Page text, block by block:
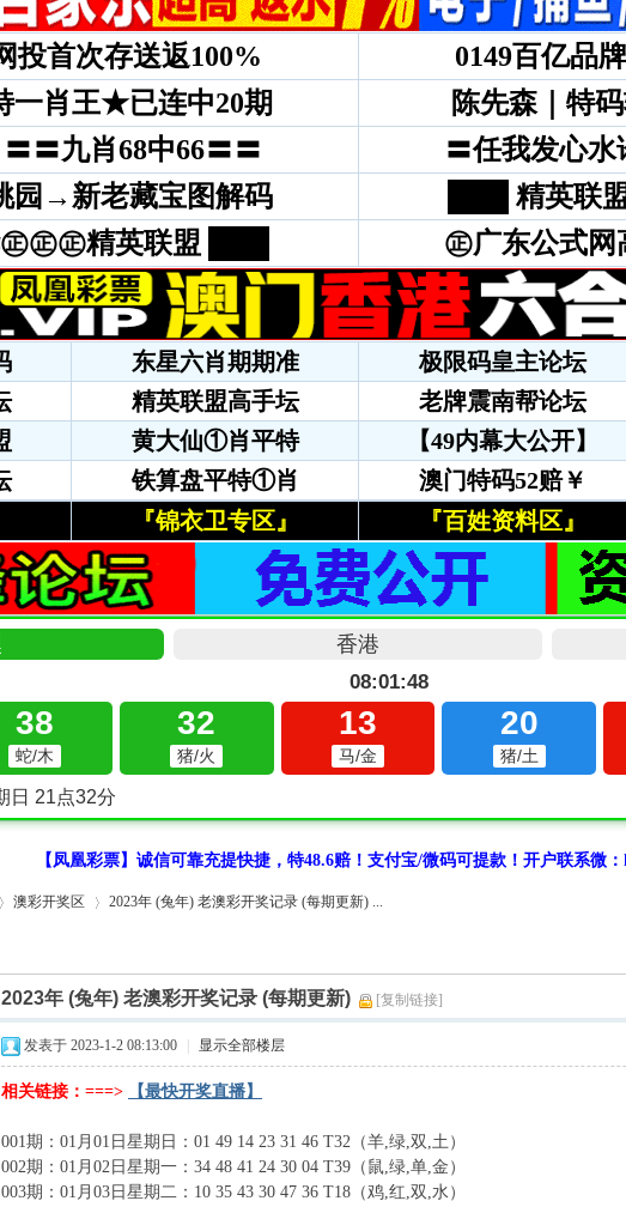
【凤凰彩票】诚信可靠充提快捷，特48.6赔！支付宝/微码可提款！开户联系微：
澳彩开奖区
›
2023年 (兔年) 老澳彩开奖记录 (每期更新) ...
2023年 (兔年) 老澳彩开奖记录 (每期更新) [复制链接]
发表于 2023-1-2 08:13:00 显示全部楼层
相关链接：===> 【最快开奖直播】
001期：01月01日星期日：01 49 14 23 31 46 T32（羊,绿,双,土）
002期：01月02日星期一：34 48 41 24 30 04 T39（鼠,绿,单,金）
003期：01月03日星期二：10 35 43 30 47 36 T18（鸡,红,双,水）